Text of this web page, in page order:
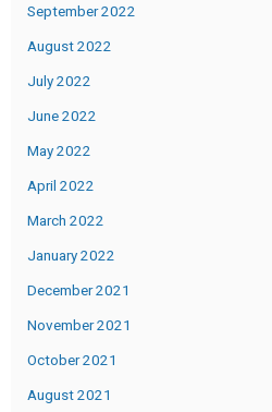
September 2022
August 2022
July 2022
June 2022
May 2022
April 2022
March 2022
January 2022
December 2021
November 2021
October 2021
August 2021